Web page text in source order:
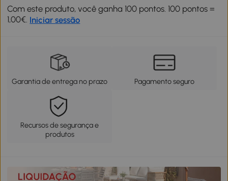
Com este produto, você ganha 100 pontos. 100 pontos =
1,00€. Iniciar sessão
Garantia de entrega no prazo Pagamento seguro
Recursos de segurança e
produtos